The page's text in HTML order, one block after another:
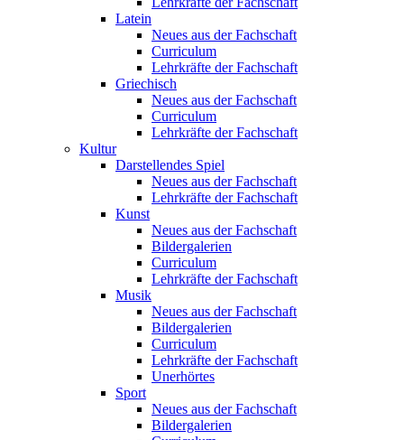
Latein
Neues aus der Fachschaft
Curriculum
Lehrkräfte der Fachschaft
Griechisch
Neues aus der Fachschaft
Curriculum
Lehrkräfte der Fachschaft
Kultur
Darstellendes Spiel
Neues aus der Fachschaft
Lehrkräfte der Fachschaft
Kunst
Neues aus der Fachschaft
Bildergalerien
Curriculum
Lehrkräfte der Fachschaft
Musik
Neues aus der Fachschaft
Bildergalerien
Curriculum
Lehrkräfte der Fachschaft
Unerhörtes
Sport
Neues aus der Fachschaft
Bildergalerien